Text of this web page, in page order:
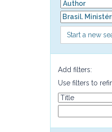
Start a new
Add filters:
Use filters to